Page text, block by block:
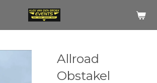
Allroad
Obstakel